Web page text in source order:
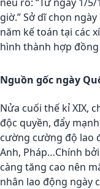
giờ.” Sở dĩ chọn
năm kế toán tại các
hình thành hợp
Nguồn gốc ngày
Nửa cuối thế kỉ XIX,
độc quyền, đẩy
cường cường độ lao
Anh, Pháp…Chính
càng tăng cao nên
nhân lao động ngày